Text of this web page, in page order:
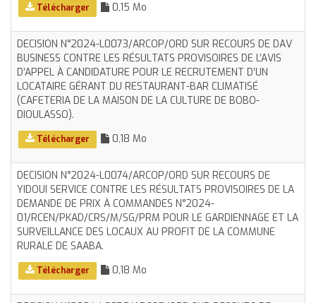
Télécharger 0,15 Mo
DECISION N°2024-L0073/ARCOP/ORD SUR RECOURS DE DAV
BUSINESS CONTRE LES RÉSULTATS PROVISOIRES DE L’AVIS
D’APPEL À CANDIDATURE POUR LE RECRUTEMENT D’UN
LOCATAIRE GÉRANT DU RESTAURANT-BAR CLIMATISÉ
(CAFETERIA DE LA MAISON DE LA CULTURE DE BOBO-
DIOULASSO).
Télécharger 0,18 Mo
DECISION N°2024-L0074/ARCOP/ORD SUR RECOURS DE
YIDOUI SERVICE CONTRE LES RÉSULTATS PROVISOIRES DE LA
DEMANDE DE PRIX À COMMANDES N°2024-
01/RCEN/PKAD/CRS/M/SG/PRM POUR LE GARDIENNAGE ET LA
SURVEILLANCE DES LOCAUX AU PROFIT DE LA COMMUNE
RURALE DE SAABA.
Télécharger 0,18 Mo